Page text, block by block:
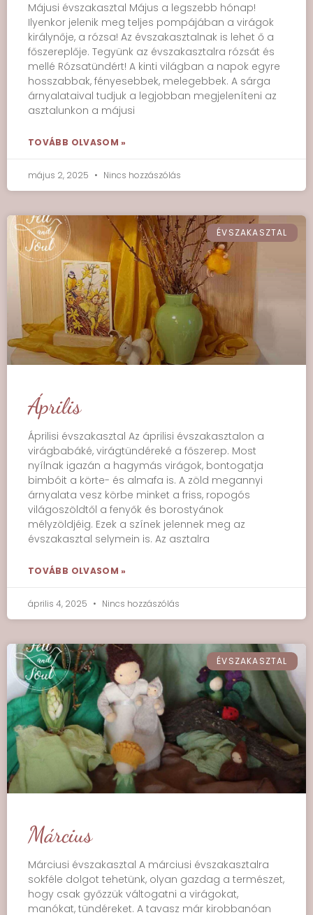
Májusi évszakasztal Május a legszebb hónap!
Ilyenkor jelenik meg teljes pompájában a virágok
királynője, a rózsa! Az évszakasztalnak is lehet ő a
főszereplője. Tegyünk az évszakasztalra rózsát és
mellé Rózsatündért! A kinti világban a napok egyre
hosszabbak, fényesebbek, melegebbek. A sárga
árnyalataival tudjuk a legjobban megjeleníteni az
asztalunkon a májusi
TOVÁBB OLVASOM »
május 2, 2025 Nincs hozzászólás
ÉVSZAKASZTAL
Április
Áprilisi évszakasztal Az áprilisi évszakasztalon a
virágbabáké, virágtündéreké a főszerep. Most
nyílnak igazán a hagymás virágok, bontogatja
bimbóit a körte- és almafa is. A zöld megannyi
árnyalata vesz körbe minket a friss, ropogós
világoszöldtől a fenyők és borostyánok
mélyzöldjéig. Ezek a színek jelennek meg az
évszakasztal selymein is. Az asztalra
TOVÁBB OLVASOM »
április 4, 2025 Nincs hozzászólás
ÉVSZAKASZTAL
Március
Márciusi évszakasztal A márciusi évszakasztalra
sokféle dolgot tehetünk, olyan gazdag a természet,
hogy csak győzzük váltogatni a virágokat,
manókat, tündéreket. A tavasz már kirobbanóan